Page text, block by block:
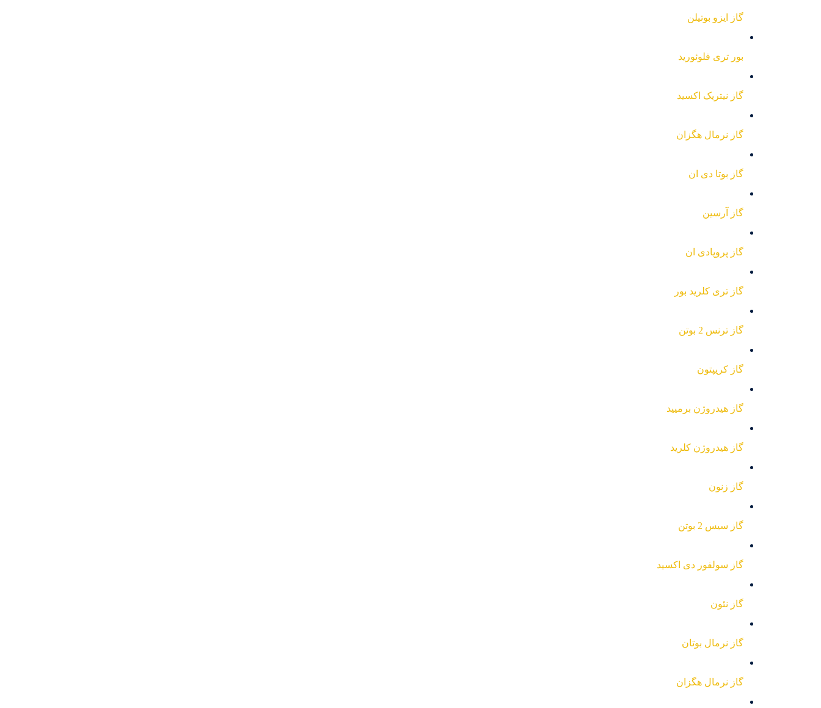
گاز ایزو بوتیلن
بور تری فلوئورید
گاز نیتریک اکسید
گاز نرمال هگزان
گاز بوتا دی ان
گاز آرسین
گاز پروپادی ان
گاز تری کلرید بور
گاز ترنس 2 بوتن
گاز کریپتون
گاز هیدروژن برمیید
گاز هیدروژن کلرید
گاز زنون
گاز سیس 2 بوتن
گاز سولفور دی اکسید
گاز نئون
گاز نرمال بوتان
گاز نرمال هگزان